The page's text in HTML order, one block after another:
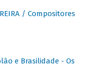
/ Compositores
e Brasilidade - Os